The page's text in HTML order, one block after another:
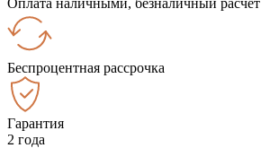
Беспроцентная рассрочка
Гарантия
2 года